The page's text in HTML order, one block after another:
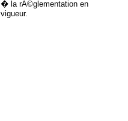
� la rÃ©glementation en
vigueur.